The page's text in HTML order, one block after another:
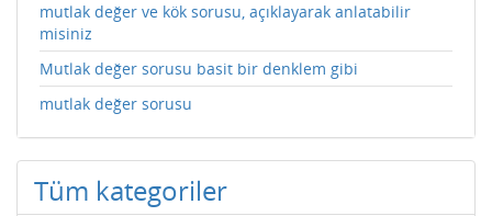
mutlak değer ve kök sorusu, açıklayarak anlatabilir
misiniz
Mutlak değer sorusu basit bir denklem gibi
mutlak değer sorusu
Tüm kategoriler